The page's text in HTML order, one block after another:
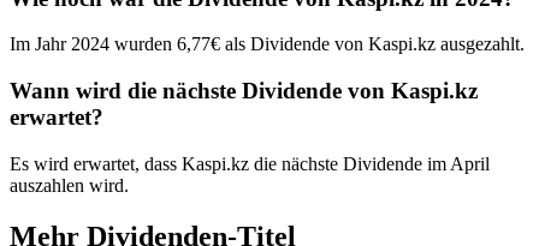
Im Jahr 2024 wurden 6,77€ als Dividende von Kaspi.kz ausgezahlt.
Wann wird die nächste Dividende von Kaspi.kz
erwartet?
Es wird erwartet, dass Kaspi.kz die nächste Dividende im April
auszahlen wird.
Mehr Dividenden-Titel